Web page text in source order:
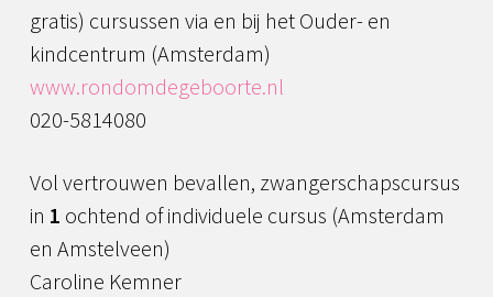
gratis) cursussen via en bij het Ouder- en
kindcentrum (Amsterdam)
www.rondomdegeboorte.nl
020-5814080
Vol vertrouwen bevallen, zwangerschapscursus
in 1 ochtend of individuele cursus (Amsterdam
en Amstelveen)
Caroline Kemner